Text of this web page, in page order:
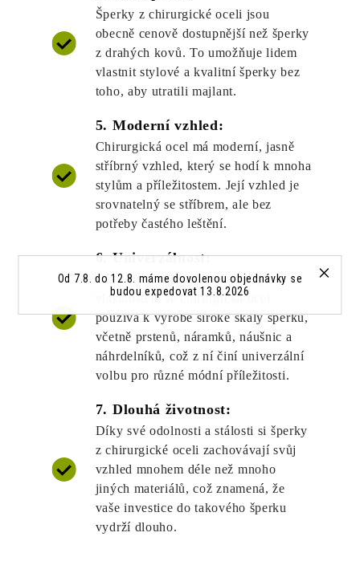
Od 7.8. do 12.8. máme dovolenou objednávky se
budou expedovat 13.8.2026
Šperky z chirurgické oceli jsou
obecně cenově dostupnější než šperky
z drahých kovů. To umožňuje lidem
vlastnit stylové a kvalitní šperky bez
toho, aby utratili majlant.
5. Moderní vzhled:
Chirurgická ocel má moderní, jasně
stříbrný vzhled, který se hodí k mnoha
stylům a příležitostem. Její vzhled je
srovnatelný se stříbrem, ale bez
potřeby častého leštění.
6. Univerzálnost:
Díky své odolnosti a estetickým
vlastnostem se chirurgická ocel
používá k výrobě široké škály šperků,
včetně prstenů, náramků, náušnic a
náhrdelníků, což z ní činí univerzální
volbu pro různé módní příležitosti.
7. Dlouhá životnost:
Díky své odolnosti a stálosti si šperky
z chirurgické oceli zachovávají svůj
vzhled mnohem déle než mnoho
jiných materiálů, což znamená, že
vaše investice do takového šperku
vydrží dlouho.